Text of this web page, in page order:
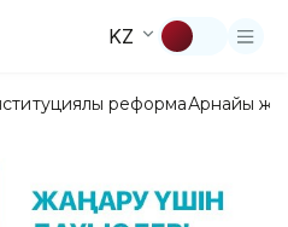
KZ
реформаАрнайы